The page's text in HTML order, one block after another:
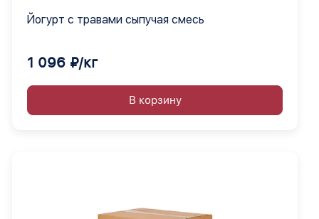
Йогурт с травами сыпучая смесь
1 096 ₽/кг
В корзину